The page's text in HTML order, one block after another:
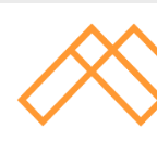
content